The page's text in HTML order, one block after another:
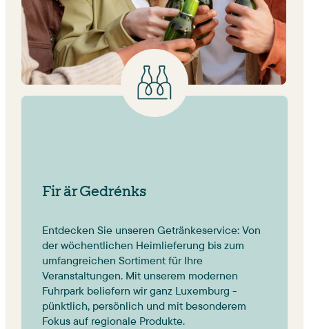
Fir är Gedrénks
Entdecken Sie unseren Getränkeservice: Von
der wöchentlichen Heimlieferung bis zum
umfangreichen Sortiment für Ihre
Veranstaltungen. Mit unserem modernen
Fuhrpark beliefern wir ganz Luxemburg -
pünktlich, persönlich und mit besonderem
Fokus auf regionale Produkte.